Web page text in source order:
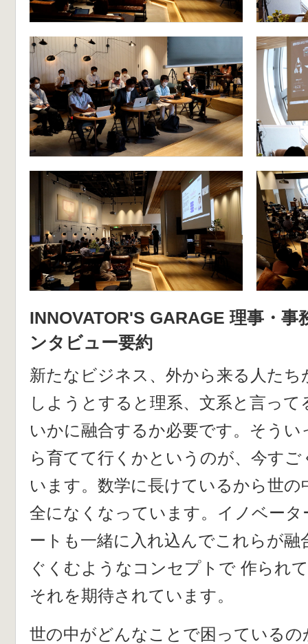
INNOVATOR'S GARAGE 理事・
ンタビュー要約
新たなビジネス、外から来る人たち
しようとすると理系、文系と言っ
いかに融合するか必要です。そう
ら育てて行くかというのが、今す
います。数学に長けているから世
全になくなっています。イノベー
ートも一緒に入れ込んでこれらが
ぐくむようなコンセプトで 作られ
それを期待されています。
世の中がどんなことで困っている